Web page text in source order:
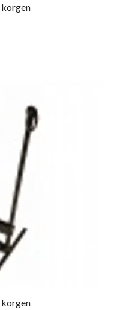
korgen
korgen